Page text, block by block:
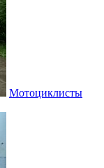
Мотоциклисты